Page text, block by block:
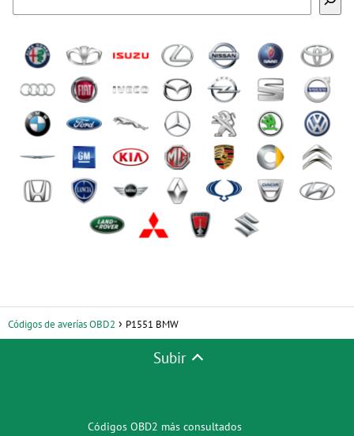
Códigos de averías OBD2 P1551 BMW
Subir
Códigos OBD2 más consultados